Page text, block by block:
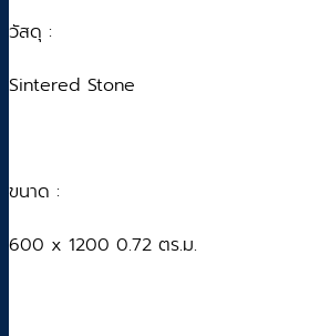
วัสดุ :
Sintered Stone
ขนาด :
600 x 1200 0.72 ตร.ม.